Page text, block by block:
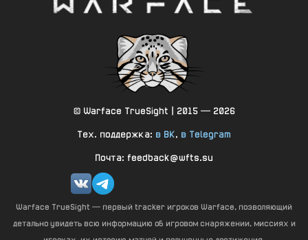
© Warface TrueSight | 2015 — 2026
Тех. поддержка: в ВК, в Telegram
Почта: feedback@wfts.su
Warface TrueSight — первый tracker игроков Warface, позволяющий
детально увидеть всю информацию об игровом снаряжении, миссиях и